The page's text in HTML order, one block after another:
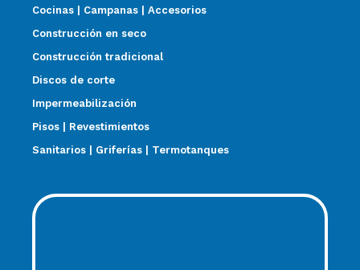
Cocinas | Campanas | Accesorios
Construcción en seco
Construcción tradicional
Discos de corte
Impermeabilización
Pisos | Revestimientos
Sanitarios | Griferías | Termotanques